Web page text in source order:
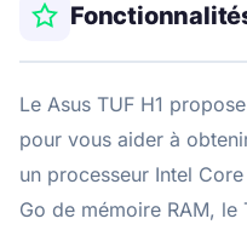
Le Asus TUF H1
pour vous aider à
un processeur Intel
Go de mémoire RAM, le